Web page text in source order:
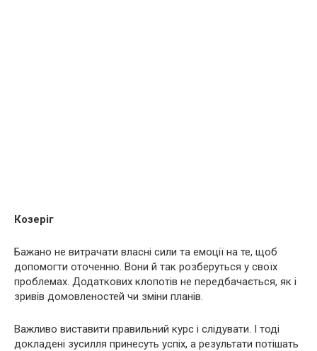
Козеріг
Бажано не витрачати власні сили та емоції на те, щоб
допомогти оточенню. Вони й так розберуться у своїх
проблемах. Додаткових клопотів не передбачається, як і
зривів домовленостей чи зміни планів.
Важливо виставити правильний курс і слідувати. І тоді
докладені зусилля принесуть успіх, а результати потішать